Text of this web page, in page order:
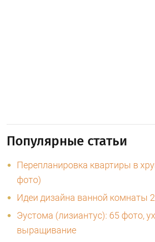
Популярные статьи
Перепланировка квартиры в
фото)
Идеи дизайна ванной комнаты
Эустома (лизиантус): 65 фото,
выращивание